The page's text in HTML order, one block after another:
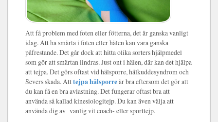
Att få problem med foten eller fötterna, det är ganska vanligt
idag. Att ha smärta i foten eller hälen kan vara ganska
påfrestande. Det går dock att hitta olika sorters hjälpmedel
som gör att smärtan lindras. Just ont i hälen, där kan det hjälpa
att tejpa. Det görs oftast vid hälsporre, hälkuddesyndrom och
Severs skada. Atttejpa hälsporreär bra eftersom det gör att
du kan få en bra avlastning. Det fungerar oftast bra att
använda så kallad kinesiologitejp. Du kan även välja att
använda dig av vanlig vit coach- eller sporttejp.